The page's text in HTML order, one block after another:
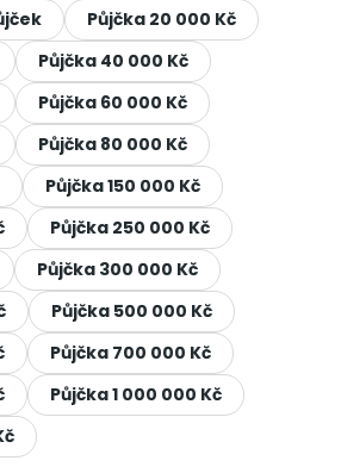
Půjčka 20 000 Kč
Půjčka 40 000 Kč
Půjčka 60 000 Kč
Půjčka 80 000 Kč
Půjčka 150 000 Kč
Půjčka 250 000 Kč
Půjčka 300 000 Kč
Půjčka 500 000 Kč
Půjčka 700 000 Kč
Půjčka 1 000 000 Kč